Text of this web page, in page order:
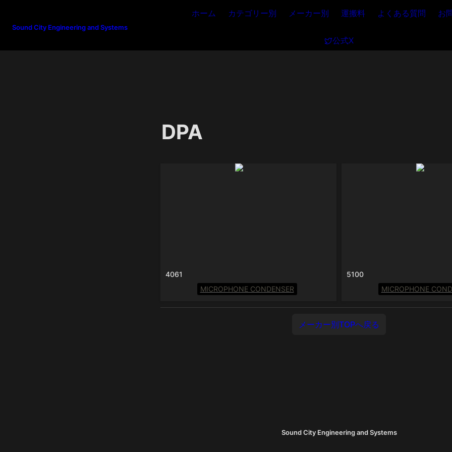
Sound City Engineering and Systems
ホーム カテゴリー別 メーカー別 運搬料 よくある質問 お
公式X
DPA
4061
4061
MICROPHONE CONDENSER
5100
5100
MICROPHONE
メーカー別TOPへ戻る
Sound City Engineering and Systems